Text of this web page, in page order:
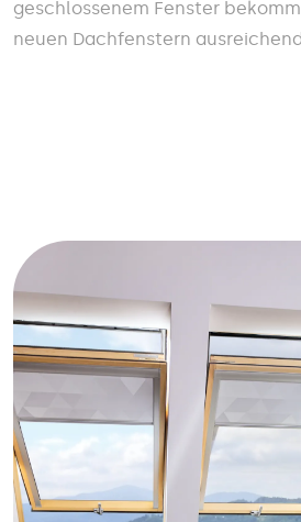
geschlossenem Fenster
neuen Dachfenstern